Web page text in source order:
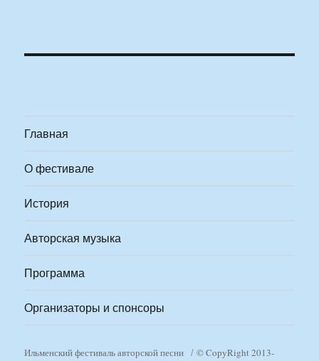
Главная
О фестивале
История
Авторская музыка
Программа
Организаторы и спонсоры
Ильменский фестиваль авторской песни
© CopyRight 2013-